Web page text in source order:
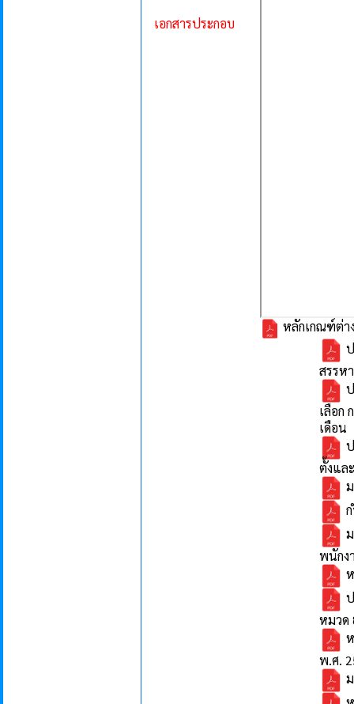
เอกสารประกอบ
หลักเกณฑ์ต่า
สรรห
เลือก
เดือน
ตั้งแล
พนักง
หมวด
พ.ศ.